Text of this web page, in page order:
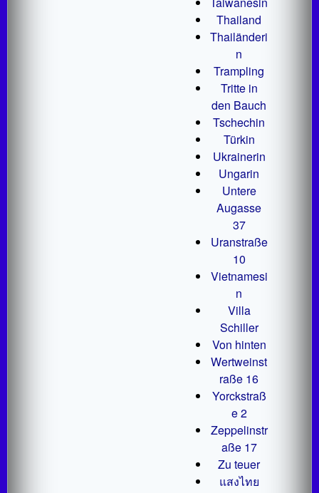
Thailand
Thailänderi
n
Trampling
Tritte in
den Bauch
Tschechin
Türkin
Ukrainerin
Ungarin
Untere
Augasse
37
Uranstraße
10
Vietnamesi
n
Villa
Schiller
Von hinten
Wertweinst
raße 16
Yorckstraß
e 2
Zeppelinstr
aße 17
Zu teuer
แสงไทย